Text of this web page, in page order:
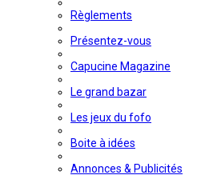
Règlements
Présentez-vous
Capucine Magazine
Le grand bazar
Les jeux du fofo
Boite à idées
Annonces & Publicités